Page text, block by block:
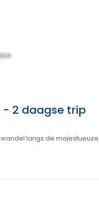
- 2 daagse trip
langs de